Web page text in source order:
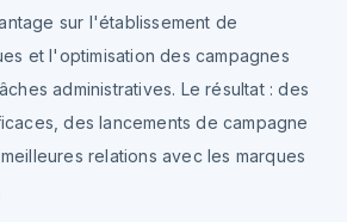
sur l'établissement de
et l'optimisation des campagnes
administratives. Le résultat : des
des lancements de campagne
relations avec les marques